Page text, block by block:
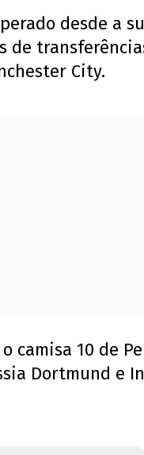
desde a
de
City.
camisa 10 de
Dortmund e